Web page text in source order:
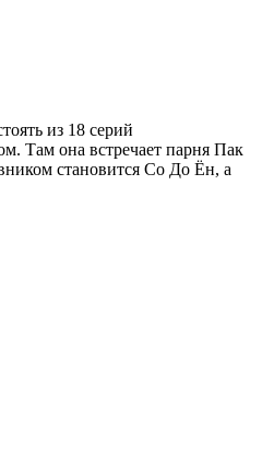
из 18 серий
Там она встречает парня Пак
становится Со До Ён, а